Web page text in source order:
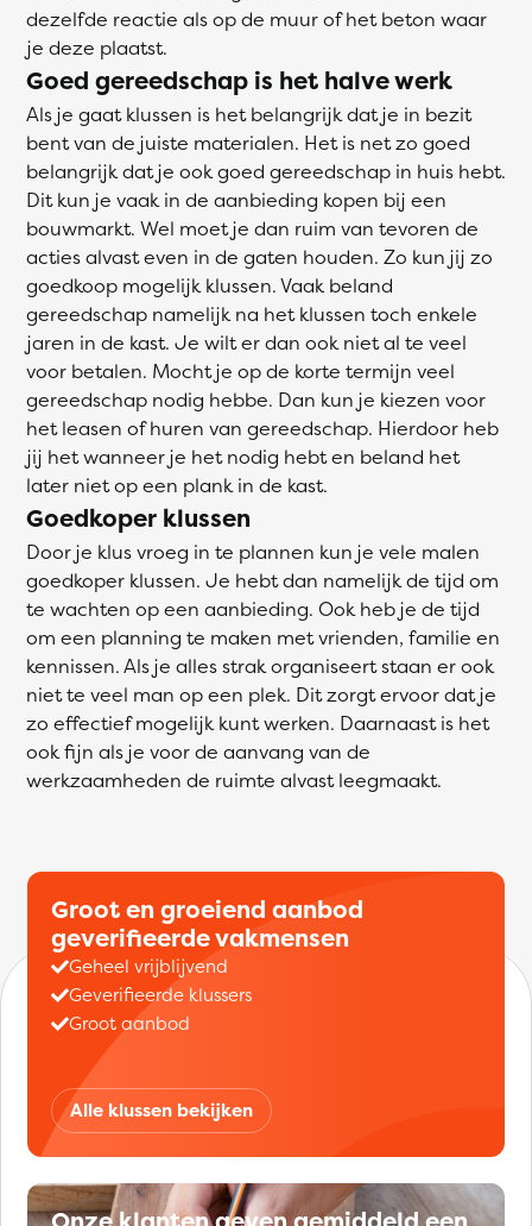
dezelfde reactie als op de muur of het beton waar
je deze plaatst.
Goed gereedschap is het halve werk
Als je gaat klussen is het belangrijk dat je in bezit
bent van de juiste materialen. Het is net zo goed
belangrijk dat je ook goed gereedschap in huis hebt.
Dit kun je vaak in de aanbieding kopen bij een
bouwmarkt. Wel moet je dan ruim van tevoren de
acties alvast even in de gaten houden. Zo kun jij zo
goedkoop mogelijk klussen. Vaak beland
gereedschap namelijk na het klussen toch enkele
jaren in de kast. Je wilt er dan ook niet al te veel
voor betalen. Mocht je op de korte termijn veel
gereedschap nodig hebbe. Dan kun je kiezen voor
het leasen of huren van gereedschap. Hierdoor heb
jij het wanneer je het nodig hebt en beland het
later niet op een plank in de kast.
Goedkoper klussen
Door je klus vroeg in te plannen kun je vele malen
goedkoper klussen. Je hebt dan namelijk de tijd om
te wachten op een aanbieding. Ook heb je de tijd
om een planning te maken met vrienden, familie en
kennissen. Als je alles strak organiseert staan er ook
niet te veel man op een plek. Dit zorgt ervoor dat je
zo effectief mogelijk kunt werken. Daarnaast is het
ook fijn als je voor de aanvang van de
werkzaamheden de ruimte alvast leegmaakt.
Groot en groeiend aanbod
geverifieerde vakmensen
Geheel vrijblijvend
Geverifieerde klussers
Groot aanbod
Alle klussen bekijken